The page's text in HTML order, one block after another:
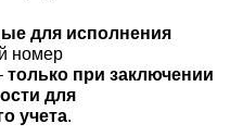
для исполнения
номер
только при заключении
для
учета.